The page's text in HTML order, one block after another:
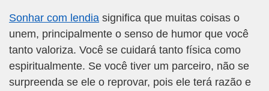
Sonhar com lendia significa que muitas coisas o
unem, principalmente o senso de humor que você
tanto valoriza. Você se cuidará tanto física como
espiritualmente. Se você tiver um parceiro, não se
surpreenda se ele o reprovar, pois ele terá razão e